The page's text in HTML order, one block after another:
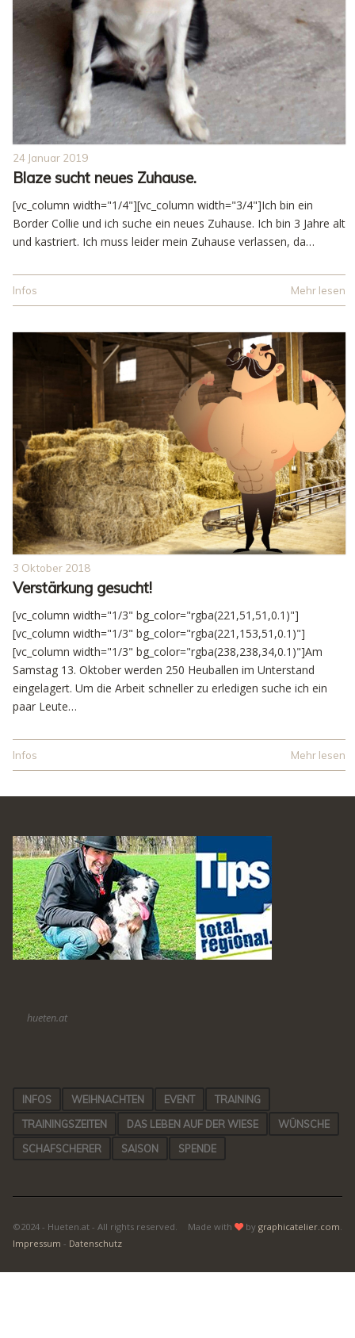
24 Januar 2019
Blaze sucht neues Zuhause.
[vc_column width="1/4"][vc_column width="3/4"]Ich bin ein
Border Collie und ich suche ein neues Zuhause. Ich bin 3 Jahre alt
und kastriert. Ich muss leider mein Zuhause verlassen, da…
Infos Mehr lesen
3 Oktober 2018
Verstärkung gesucht!
[vc_column width="1/3" bg_color="rgba(221,51,51,0.1)"]
[vc_column width="1/3" bg_color="rgba(221,153,51,0.1)"]
[vc_column width="1/3" bg_color="rgba(238,238,34,0.1)"]Am
Samstag 13. Oktober werden 250 Heuballen im Unterstand
eingelagert. Um die Arbeit schneller zu erledigen suche ich ein
paar Leute…
Infos Mehr lesen
hueten.at
INFOS WEIHNACHTEN EVENT
TRAINING
TRAININGSZEITEN
DAS LEBEN AUF DER WIESE
WÜNSCHE
SCHAFSCHERER
SAISON SPENDE
©2024 - Hueten.at - All rights reserved.
Impressum - Datenschutz
Made with by graphicatelier.com.